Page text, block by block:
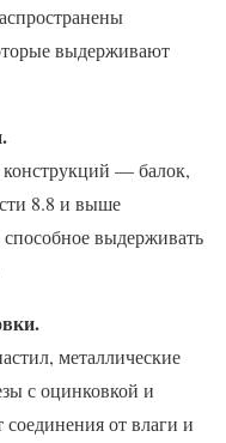
выдерживают
— балок,
8.8 и выше
выдерживать
металлические
с оцинковкой и
от влаги и